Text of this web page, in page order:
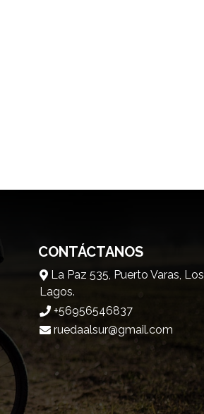
CONTÁCTANOS
La Paz 535, Puerto Varas, Los
Lagos.
+56956546837
ruedaalsur@gmail.com